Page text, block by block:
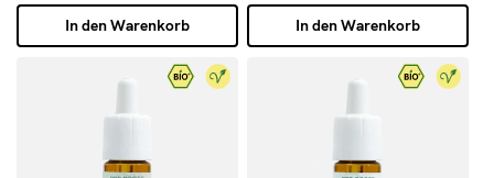
In den Warenkorb In den Warenkorb